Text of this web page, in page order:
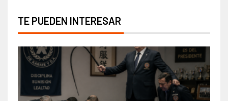
TE PUEDEN INTERESAR